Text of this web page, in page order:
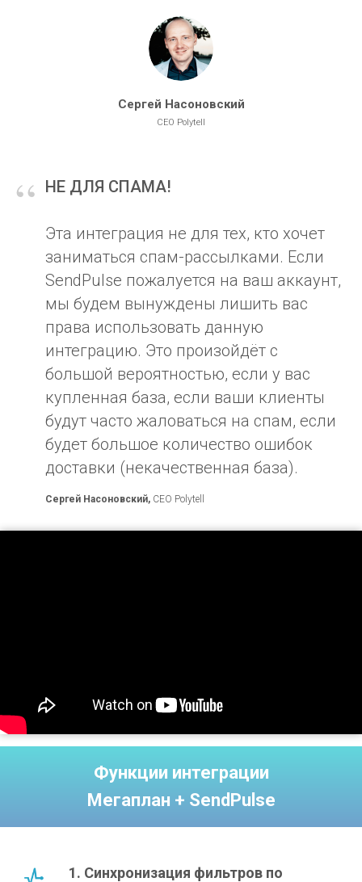
Сергей Насоновский
CEO Polytell
“ НЕ ДЛЯ СПАМА!
Эта интеграция не для тех, кто хочет
заниматься спам-рассылками. Если
SendPulse пожалуется на ваш аккаунт,
мы будем вынуждены лишить вас
права использовать данную
интеграцию. Это произойдёт с
большой вероятностью, если у вас
купленная база, если ваши клиенты
будут часто жаловаться на спам, если
будет большое количество ошибок
доставки (некачественная база).
Сергей Насоновский, CEO Polytell
Функции интеграции
Мегаплан + SendPulse
1. Синхронизация фильтров по